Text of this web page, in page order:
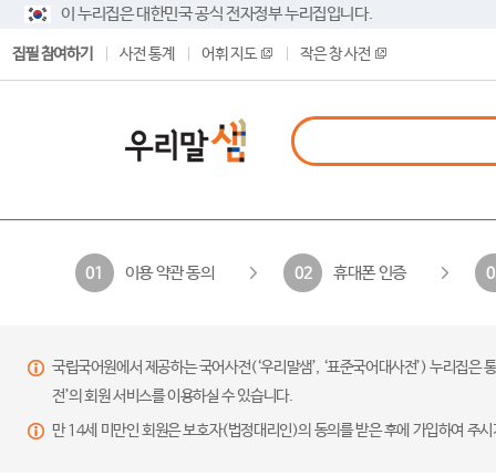
이 누리집은 대한민국 공식 전자정부 누리집입니다.
집필 참여하기 사전 통계 어휘 지도 작은 창 사전
01 이용 약관 동의 02 휴대폰 인증
국립국어원에서 제공하는 국어사전(‘우리말샘’, ‘표준국어대사전’) 누리집
전’의 회원 서비스를 이용하실 수 있습니다.
만 14세 미만인 회원은 보호자(법정대리인)의 동의를 받은 후에 가입하여 주